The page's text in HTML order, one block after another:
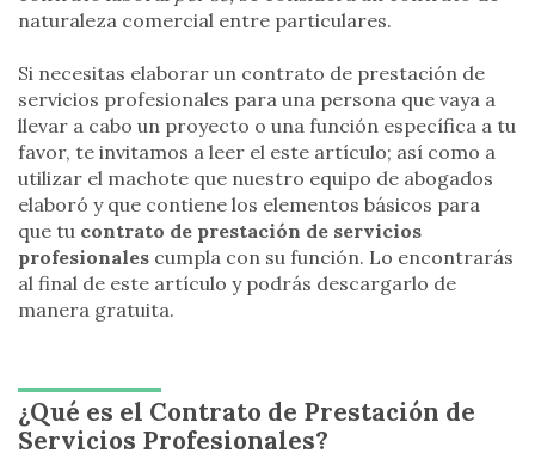
naturaleza comercial entre particulares.
Si necesitas elaborar un contrato de prestación de
servicios profesionales para una persona que vaya a
llevar a cabo un proyecto o una función específica a tu
favor, te invitamos a leer el este artículo; así como a
utilizar el machote que nuestro equipo de abogados
elaboró y que contiene los elementos básicos para
que tu contrato de prestación de servicios
profesionales cumpla con su función. Lo encontrarás
al final de este artículo y podrás descargarlo de
manera gratuita.
¿Qué es el Contrato de Prestación de
Servicios Profesionales?